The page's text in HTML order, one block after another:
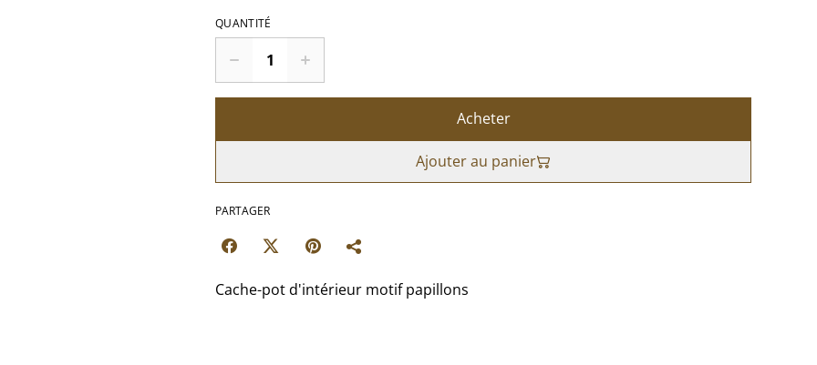
QUANTITÉ
Acheter
Ajouter au panier
PARTAGER
Cache-pot d'intérieur motif papillons